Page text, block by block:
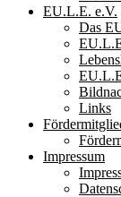
EU.L.E. e.V.
Das
Links
Impressum